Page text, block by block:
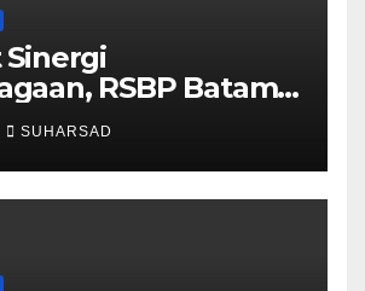
RSBP Batam
Pastikan
dan Ketersediaan
SUHARSAD